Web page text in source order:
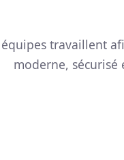
équipes travaillent
moderne, sécurisé